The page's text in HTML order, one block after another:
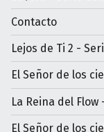
Contacto
Lejos de Ti 2 -
El Señor de los
La Reina del
El Señor de los